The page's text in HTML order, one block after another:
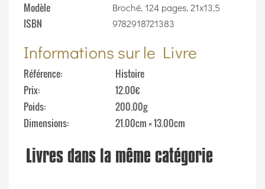
Modèle Broché, 124 pages, 21x13,5
ISBN 9782918721383
Informations sur le Livre
Référence
Histoire
Prix
12.00€
Poids
200.00g
Dimensions
21.00cm × 13.00cm
Livres dans la même catégorie